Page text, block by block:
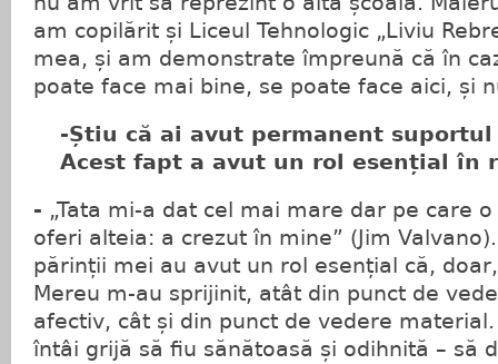
am copilărit și Liceul Tehnologic „Liviu
mea, și am demonstrate împreună că în
poate face mai bine, se poate face aici, și
-Știu că ai avut permanent
Acest fapt a avut un rol esențial în
- „Tata mi-a dat cel mai mare dar pe care
oferi alteia: a crezut în mine” (Jim
părinții mei au avut un rol esențial că,
Mereu m-au sprijinit, atât din punct de
afectiv, cât și din punct de vedere
întâi grijă să fiu sănătoasă și odihnită – să